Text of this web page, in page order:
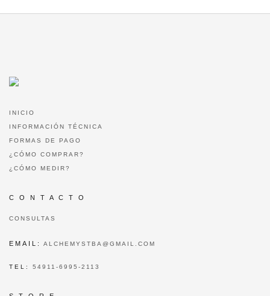
INICIO
INFORMACIÓN TÉCNICA
FORMAS DE PAGO
¿CÓMO COMPRAR?
¿CÓMO MEDIR?
C O N T A C T O
CONSULTAS
EMAIL: ALCHEMYSTBA@GMAIL.COM
TEL: 54911-6995-2113